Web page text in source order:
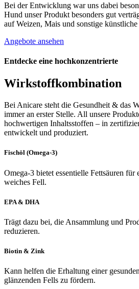
Bei der Entwicklung war uns dabei
Hund unser Produkt besonders gut
auf Weizen, Mais und sonstige
Angebote ansehen
Entdecke eine hochkonzentrierte
Wirkstoffkombination
Bei Anicare steht die Gesundheit & das
immer an erster Stelle. All unsere
hochwertigen Inhaltsstoffen – in
entwickelt und produziert.
Fischöl (Omega-3)
Omega-3 bietet essentielle Fettsäuren für
weiches Fell.
EPA & DHA
Trägt dazu bei, die Ansammlung und
reduzieren.
Biotin & Zink
Kann helfen die Erhaltung einer
glänzenden Fells zu fördern.